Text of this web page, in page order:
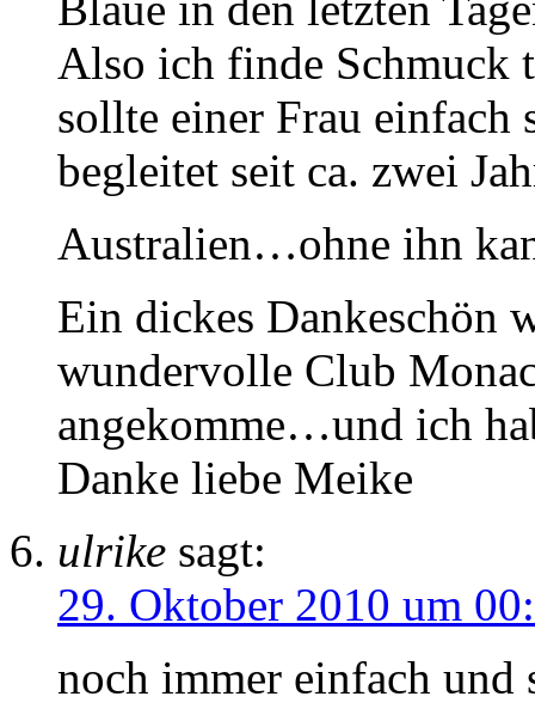
Also ich finde Schmuck
sollte einer Frau
begleitet seit ca. zwei
Australien…ohne ihn
Ein dickes Dankeschön
wundervolle Club
angekomme…und ich
Danke liebe Meike
ulrike sagt:
29. Oktober 2010 um
noch immer einfach und